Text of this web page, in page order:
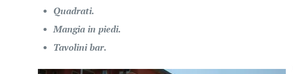
Quadrati.
Mangia in piedi.
Tavolini bar.